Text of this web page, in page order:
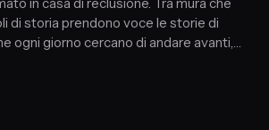
di storia prendono voce le storie di
ogni giorno cercano di andare avanti,